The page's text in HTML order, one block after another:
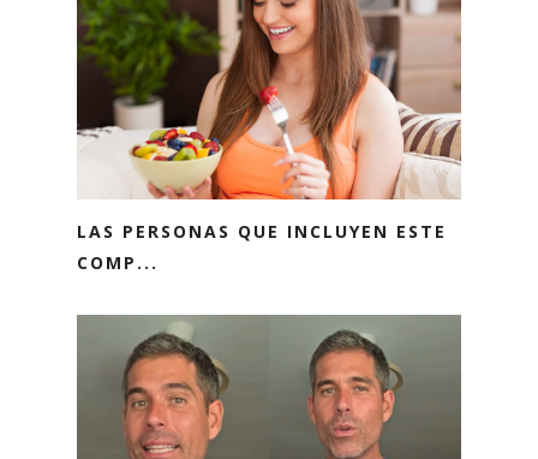
LAS PERSONAS QUE INCLUYEN ESTE
COMP...